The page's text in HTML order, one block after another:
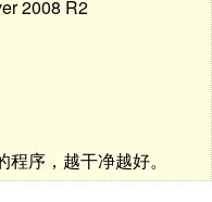
2008 R2
序，越干净越好。